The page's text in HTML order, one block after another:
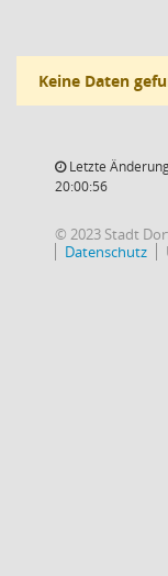
Keine Daten
Letzte
20:00:56
© 2023 Stadt
Datenschutz